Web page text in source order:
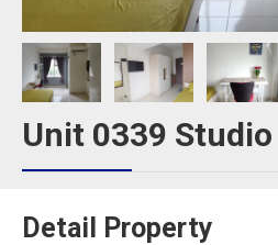
Unit 0339 Studio
Detail Property